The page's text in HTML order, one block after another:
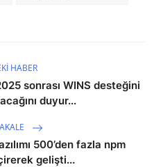
HABER
sonrası WINS desteğini
duyur...
500’den fazla npm
gelişti...